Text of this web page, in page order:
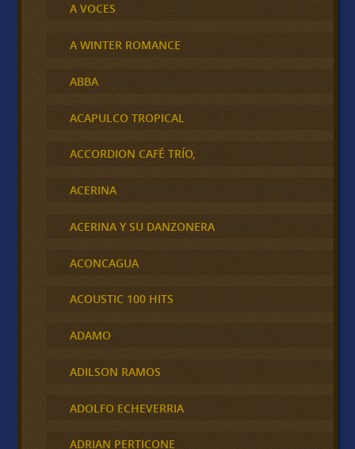
A VOCES
A WINTER ROMANCE
ABBA
ACAPULCO TROPICAL
ACCORDION CAFÉ TRÍO,
ACERINA
ACERINA Y SU DANZONERA
ACONCAGUA
ACOUSTIC 100 HITS
ADAMO
ADILSON RAMOS
ADOLFO ECHEVERRIA
ADRIAN PERTICONE